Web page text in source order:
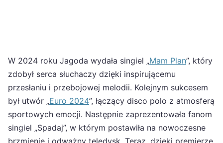
W 2024 roku Jagoda wydała singiel „Mam Plan”, który
zdobył serca słuchaczy dzięki inspirującemu
przesłaniu i przebojowej melodii. Kolejnym sukcesem
był utwór „Euro 2024”, łączący disco polo z atmosferą
sportowych emocji. Następnie zaprezentowała fanom
singiel „Spadaj”, w którym postawiła na nowoczesne